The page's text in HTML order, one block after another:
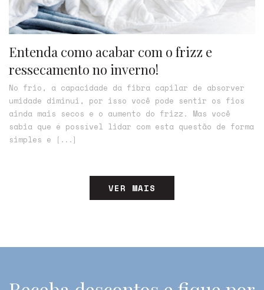
Entenda como acabar com o frizz e
ressecamento no inverno!
No frio, a capacidade da fibra capilar de absorver
umidade diminui, por isso você pode sentir os fios
ainda mais secos e o aumento do frizz. Mas você
sabia que é possível lidar com esta questão de forma
simples e
[...]
VER MAIS